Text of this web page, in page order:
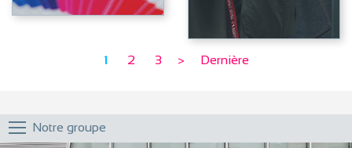
Lire l'article
1 2 3 > Dernière
Notre groupe